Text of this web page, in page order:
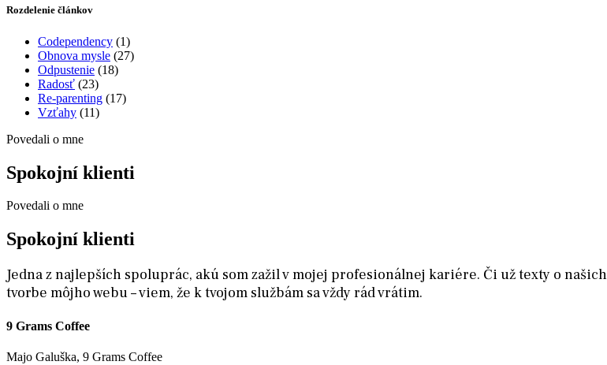
Rozdelenie článkov
Codependency (1)
Obnova mysle (27)
Odpustenie (18)
Radosť (23)
Re-parenting (17)
Vzťahy (11)
Povedali o mne
Spokojní klienti
Povedali o mne
Spokojní klienti
Jedna z najlepších spoluprác, akú som zažil v mojej profesionálnej kariére. Či už texty o
tvorbe môjho webu – viem, že k tvojom službám sa vždy rád vrátim.
9 Grams Coffee
Majo Galuška, 9 Grams Coffee